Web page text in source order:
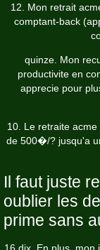
12. Mon retrait
comptant-back
quinze. Mon
productivite en
apprecie pour
10. Le retraite
de 500�/? jusqu'a
Il faut juste
oublier les
prime sans